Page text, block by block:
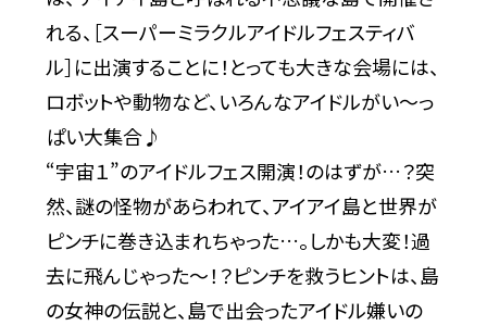
れる、［スーパーミラクルアイドルフェスティバ
ル］に出演することに！とっても大きな会場には、
ロボットや動物など、いろんなアイドルがい〜っ
ぱい大集合♪
“宇宙１”のアイドルフェス開演！のはずが…？突
然、謎の怪物があらわれて、アイアイ島と世界が
ピンチに巻き込まれちゃった…。しかも大変！過
去に飛んじゃった～！？ピンチを救うヒントは、島
の女神の伝説と、島で出会ったアイドル嫌いの